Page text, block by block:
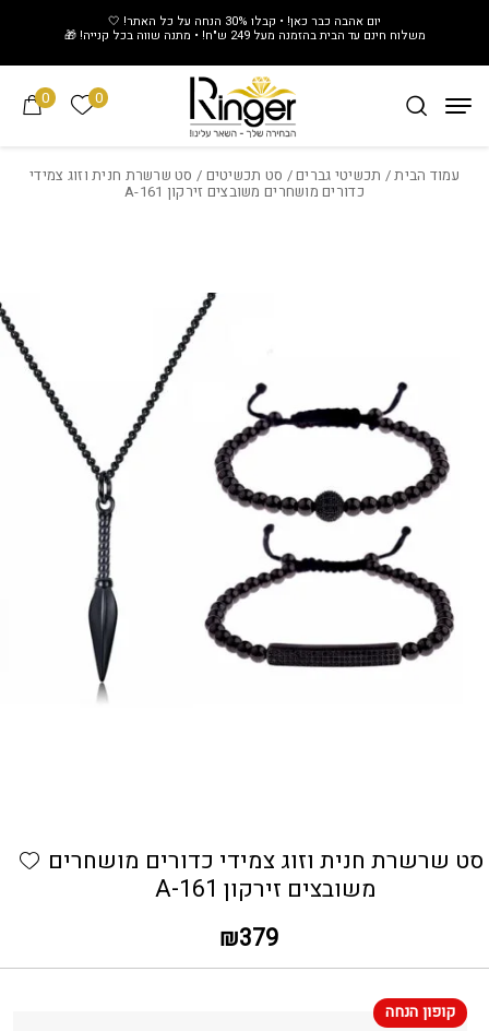
יום אהבה כבר כאן! • קבלו 30% הנחה על כל האתר! 🤍
משלוח חינם עד הבית בהזמנה מעל 249 ש"ח! • מתנה שווה בכל קנייה! 🎁
0 0 הרשימה
עמוד הבית/ תכשיטי גברים/ סט תכשיטים / סט שרשרת חנית וזוג צמידי
כדורים מושחרים משובצים זירקון A-161
סט שרשרת חנית וזוג צמידי כדורים מושחרים
משובצים זירקון A-161
₪379